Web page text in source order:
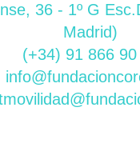
36 - 1º G
Madrid)
(+34) 91 866 90